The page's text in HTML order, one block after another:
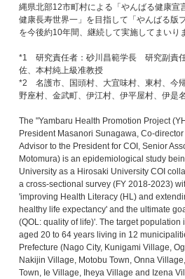
縄県北部12市町村による「やんばる健康宣
健康長寿世界一」を目指して「やんばる版
を今後約10年間、継続して実施してまいり
*1 研究責任者：砂川昌範学長 研究副責
佐、本村純上級准教授
*2 名護市、国頭村、大宜味村、東村、今
野座村、金武町、伊江村、伊平屋村、伊是
The "Yambaru Health Promotion Project
President Masanori Sunagawa, Co-
Advisor to the President for COI, Senior
Motomura) is an epidemiological study
University as a Hirosaki University COI
a cross-sectional survey (FY 2018-2023)
'improving Health Literacy (HL) and
healthy life expectancy' and the ultimate
(QOL: quality of life)'. The target
aged 20 to 64 years living in 12
Prefecture (Nago City, Kunigami Village,
Nakijin Village, Motobu Town, Onna
Town, Ie Village, Iheya Village and Izena